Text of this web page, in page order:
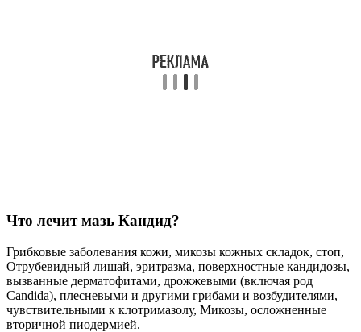
Что лечит мазь Кандид?
Грибковые заболевания кожи, микозы кожных складок, стоп,
Отрубевидный лишай, эритразма, поверхностные кандидозы,
вызванные дерматофитами, дрожжевыми (включая род
Candida), плесневыми и другими грибами и возбудителями,
чувствительными к клотримазолу, Микозы, осложненные
вторичной пиодермией.